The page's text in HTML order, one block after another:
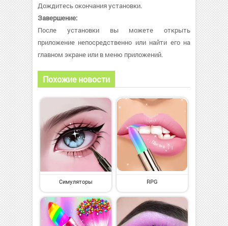
Дождитесь окончания установки.
Завершение:
После установки вы можете открыть
приложение непосредственно или найти его на
главном экране или в меню приложений.
Похожие новости
Симуляторы RPG